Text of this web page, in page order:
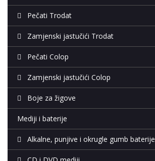
Pečati Trodat
Zamjenski jastučići Trodat
Pečati Colop
Zamjenski jastučići Colop
Boje za žigove
Mediji i baterije
Alkalne, punjive i okrugle gumb baterije